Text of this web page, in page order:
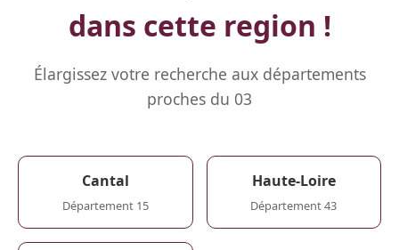
dans cette region !
Élargissez votre recherche aux départements
proches du 03
Cantal
Département 15
Haute-Loire
Département 43